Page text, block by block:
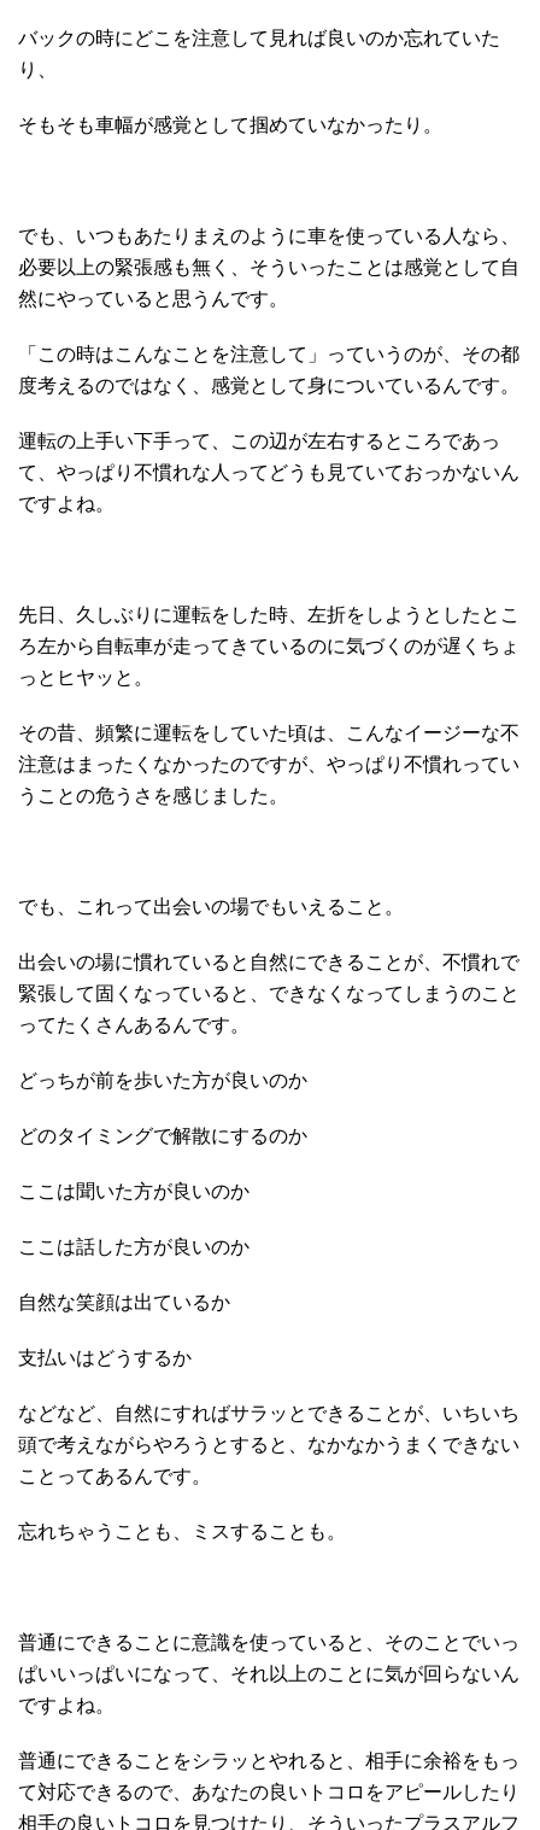
バックの時にどこを注意して見れば良いのか忘れていた
り、
そもそも車幅が感覚として掴めていなかったり。
でも、いつもあたりまえのように車を使っている人なら、
必要以上の緊張感も無く、そういったことは感覚として自
然にやっていると思うんです。
「この時はこんなことを注意して」っていうのが、その都
度考えるのではなく、感覚として身についているんです。
運転の上手い下手って、この辺が左右するところであっ
て、やっぱり不慣れな人ってどうも見ていておっかないん
ですよね。
先日、久しぶりに運転をした時、左折をしようとしたとこ
ろ左から自転車が走ってきているのに気づくのが遅くちょ
っとヒヤッと。
その昔、頻繁に運転をしていた頃は、こんなイージーな不
注意はまったくなかったのですが、やっぱり不慣れってい
うことの危うさを感じました。
でも、これって出会いの場でもいえること。
出会いの場に慣れていると自然にできることが、不慣れで
緊張して固くなっていると、できなくなってしまうのこと
ってたくさんあるんです。
どっちが前を歩いた方が良いのか
どのタイミングで解散にするのか
ここは聞いた方が良いのか
ここは話した方が良いのか
自然な笑顔は出ているか
支払いはどうするか
などなど、自然にすればサラッとできることが、いちいち
頭で考えながらやろうとすると、なかなかうまくできない
ことってあるんです。
忘れちゃうことも、ミスすることも。
普通にできることに意識を使っていると、そのことでいっ
ぱいいっぱいになって、それ以上のことに気が回らないん
ですよね。
普通にできることをシラッとやれると、相手に余裕をもっ
て対応できるので、あなたの良いトコロをアピールしたり
相手の良いトコロを見つけたり、そういったプラスアルフ